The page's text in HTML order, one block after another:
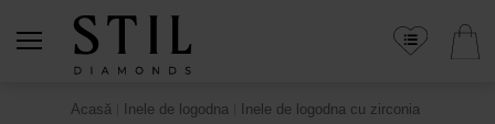
Acasă Inele de logodna Inele de logodna cu zirconia